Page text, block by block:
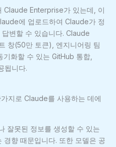
Claude Enterprise가 있는데, 이
에 업로드하여 Claude가 정
변할 수 있습니다. Claude
창(50만 토큰), 엔지니어링 팀
화할 수 있는 GitHub 통합,
됩니다.
지로 Claude를 사용하는 데에
잘못된 정보를 생성할 수 있는
향 때문입니다. 또한 모델은 공